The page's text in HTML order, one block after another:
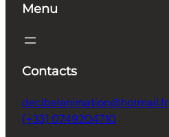
Menu
Contacts
decibelanimation@hotmail.fr
(+33) 0749204710